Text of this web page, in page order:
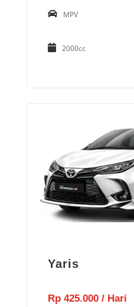
MPV
2000cc
Yaris
Rp 425.000 / Hari